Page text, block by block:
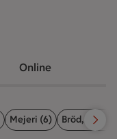
Online
Mejeri (6) Bröd, kex &